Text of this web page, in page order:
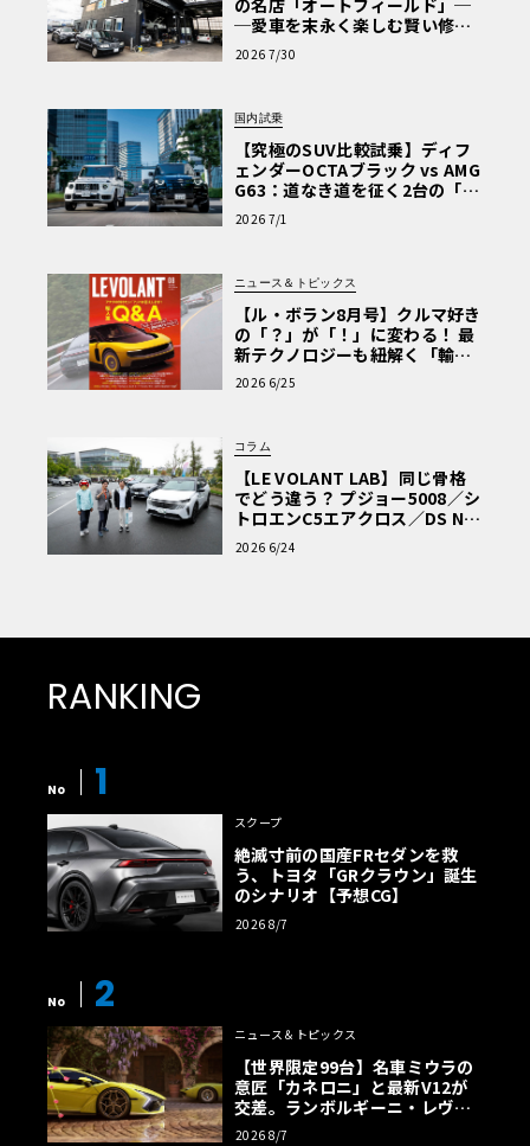
の名店「オートフィールド」─
─愛車を末永く楽しむ賢い修理
術と、プロがフックス製オイル
を選ぶ理由〈PR〉
2026 7/30
国内試乗
【究極のSUV比較試乗】ディフ
ェンダーOCTAブラック vs AMG
G63：道なき道を征く2台の「対
極的アプローチ」
2026 7/1
ニュース＆トピックス
【ル・ボラン8月号】クルマ好き
の「？」が「！」に変わる！ 最
新テクノロジーも紐解く「輸入
車Q&A」
2026 6/25
コラム
【LE VOLANT LAB】同じ骨格
でどう違う？ プジョー5008／シ
トロエンC5エアクロス／DS Nº4
読者一気乗りレポート
2026 6/24
RANKING
No 1
スクープ
絶滅寸前の国産FRセダンを救
う、トヨタ「GRクラウン」誕生
のシナリオ【予想CG】
2026 8/7
No 2
ニュース＆トピックス
【世界限定99台】名車ミウラの
意匠「カネロニ」と最新V12が
交差。ランボルギーニ・レヴエ
ルトに60周年記念車が登場
2026 8/7